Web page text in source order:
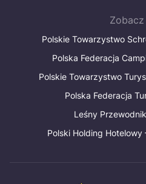
Polskie Towarzystwo
Polska Federacja
Polskie Towarzystwo
Polska Federacja
Leśny
Polski Holding Hotelowy